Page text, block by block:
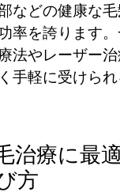
などの健康な
率を誇ります
法やレーザー治
手軽に受けら
治療に最
方